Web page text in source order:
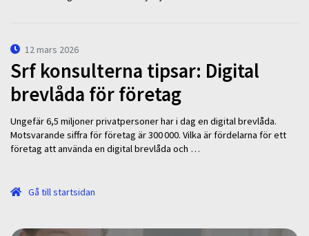
12 mars 2026
Srf konsulterna tipsar: Digital
brevlåda för företag
Ungefär 6,5 miljoner privatpersoner har i dag en digital brevlåda.
Motsvarande siffra för företag är 300 000. Vilka är fördelarna för ett
företag att använda en digital brevlåda och …
Gå till startsidan